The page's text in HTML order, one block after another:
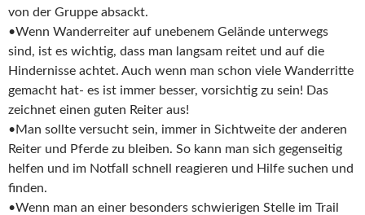
von der Gruppe absackt.
•Wenn Wanderreiter auf unebenem Gelände unterwegs
sind, ist es wichtig, dass man langsam reitet und auf die
Hindernisse achtet. Auch wenn man schon viele Wanderritte
gemacht hat- es ist immer besser, vorsichtig zu sein! Das
zeichnet einen guten Reiter aus!
•Man sollte versucht sein, immer in Sichtweite der anderen
Reiter und Pferde zu bleiben. So kann man sich gegenseitig
helfen und im Notfall schnell reagieren und Hilfe suchen und
finden.
•Wenn man an einer besonders schwierigen Stelle im Trail